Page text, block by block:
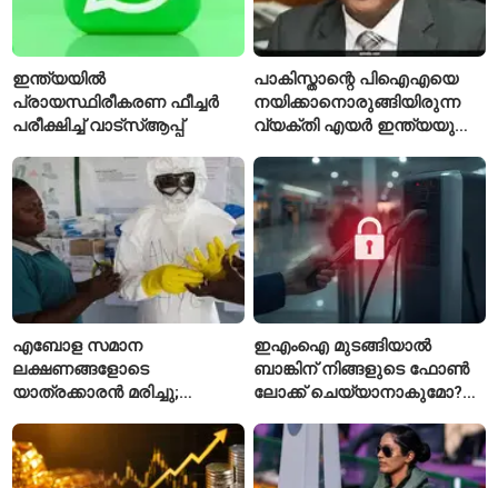
ഇന്ത്യയിൽ
പ്രായസ്ഥിരീകരണ ഫീച്ചർ
പരീക്ഷിച്ച് വാട്‌സ്ആപ്പ്
പാകിസ്താന്റെ പിഐഎയെ
നയിക്കാനൊരുങ്ങിയിരുന്ന
വ്യക്തി എയർ ഇന്ത്യയുടെ
എബോള സമാന
ലക്ഷണങ്ങളോടെ
യാത്രക്കാരൻ മരിച്ചു;
യാത്രക്കാരെ
നിരീക്ഷണത്തിൽ
ഇഎംഐ മുടങ്ങിയാൽ
ബാങ്കിന് നിങ്ങളുടെ ഫോൺ
ലോക്ക് ചെയ്യാനാകുമോ?
ചട്ടങ്ങൾ ഇങ്ങനെ